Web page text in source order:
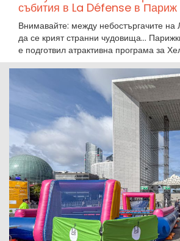
събития в La Défense в Париж
Внимавайте: между небостъргачите
да се крият странни чудовища...
е подготвил атрактивна програма за